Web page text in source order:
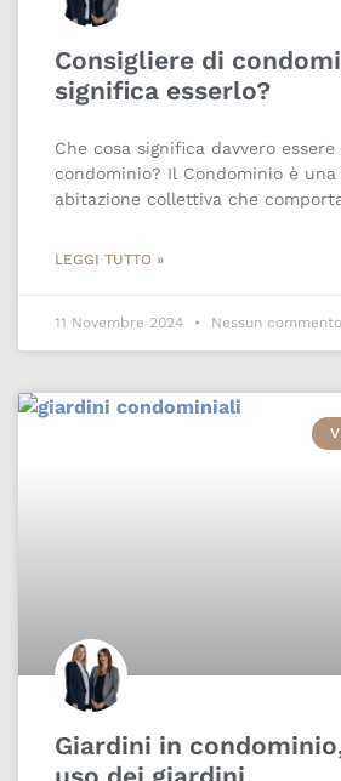
Consigliere di
significa esserlo?
Che cosa significa davvero
condominio? Il Condominio è
abitazione collettiva che
LEGGI TUTTO »
11 Novembre 2024 Nessun commento
Giardini in